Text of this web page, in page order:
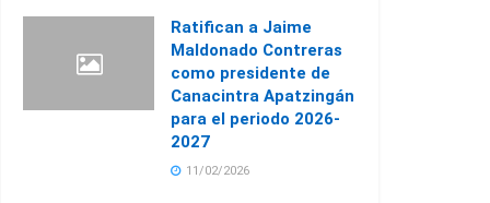
Ratifican a Jaime
Maldonado Contreras
como presidente de
Canacintra Apatzingán
para el periodo 2026-
2027
11/02/2026